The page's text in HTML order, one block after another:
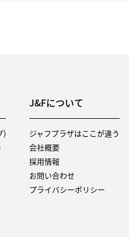
)
J&Fについて
ジャフプラザはここが違う
会社概要
採用情報
お問い合わせ
プライバシーポリシー